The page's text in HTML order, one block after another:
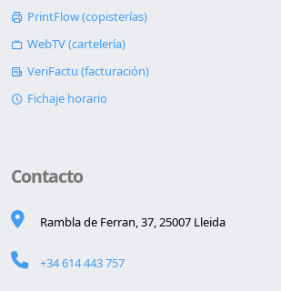
PrintFlow (copisterías)
WebTV (cartelería)
VeriFactu (facturación)
Fichaje horario
Contacto
Rambla de Ferran, 37, 25007 Lleida
+34 614 443 757